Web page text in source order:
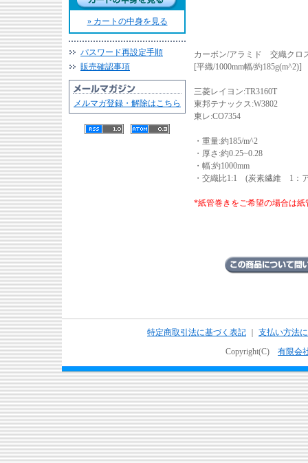
» カートの中身を見る
パスワード再設定手順
販売確認事項
メルマガ登録・解除はこちら
カーボン/アラミド 交織クロ
[平織/1000mm幅/約185g(m^2)]
三菱レイヨン:TR3160T
東邦テナックス:W3802
東レ:CO7354
・重量:約185/m^2
・厚さ:約0.25~0.28
・幅:約1000mm
・交織比1:1 (炭素繊維 1：
*紙管巻きをご希望の場合は
特定商取引法に基づく表記
支払い方法
Copyright(C) 有限会